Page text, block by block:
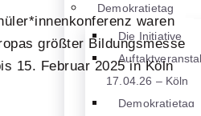
Demokratietag
Die Initiative
17.04.26 – Köln
Demokratietag
waren
größter Bildungsmesse
15. Februar 2025 in Köln